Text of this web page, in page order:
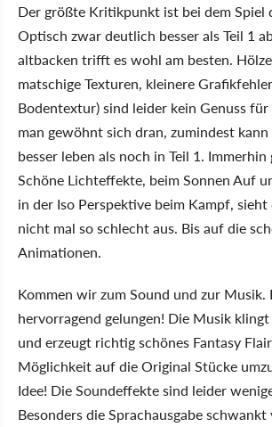
Der größte Kritikpunkt ist bei dem Spiel
Optisch zwar deutlich besser als Teil 1
altbacken trifft es wohl am besten.
matschige Texturen, kleinere
Bodentextur) sind leider kein Genuss für
man gewöhnt sich dran, zumindest
besser leben als noch in Teil 1.
Schöne Lichteffekte, beim Sonnen Auf
in der Iso Perspektive beim Kampf,
nicht mal so schlecht aus. Bis auf die
Animationen.
Kommen wir zum Sound und zur Musik.
hervorragend gelungen! Die Musik
und erzeugt richtig schönes Fantasy
Möglichkeit auf die Original Stücke
Idee! Die Soundeffekte sind leider
Besonders die Sprachausgabe